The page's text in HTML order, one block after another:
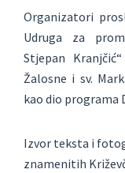
Organizatori
Udruga za
Stjepan
Žalosne i sv.
kao dio programa
Izvor teksta i
znamenitih